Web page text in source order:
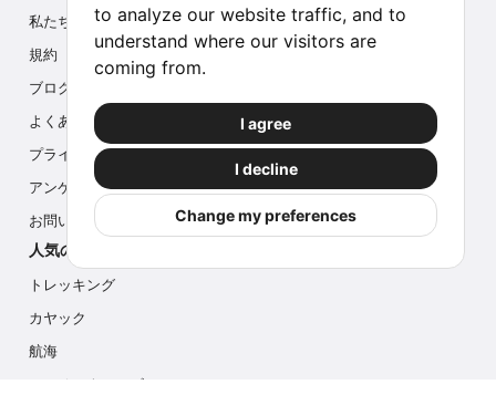
to analyze our website traffic, and to
understand where our visitors are
coming from.
I agree
I decline
Change my preferences
私たちについて
規約
ブログ
よくある質問
プライバシー
アンケート
お問い合わせ
人気のアクティビティ
トレッキング
カヤック
航海
マルチアクティビティ